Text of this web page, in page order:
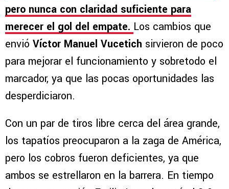
pero nunca con claridad suficiente para
merecer el gol del empate. Los cambios que
envió Víctor Manuel Vucetich sirvieron de poco
para mejorar el funcionamiento y sobretodo el
marcador, ya que las pocas oportunidades las
desperdiciaron.
Con un par de tiros libre cerca del área grande,
los tapatíos preocuparon a la zaga de América,
pero los cobros fueron deficientes, ya que
ambos se estrellaron en la barrera. En tiempo